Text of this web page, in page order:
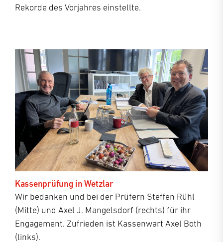
Rekorde des Vorjahres einstellte.
Kassenprüfung in Wetzlar
Wir bedanken und bei der Prüfern Steffen Rühl
(Mitte) und Axel J. Mangelsdorf (rechts) für ihr
Engagement. Zufrieden ist Kassenwart Axel Both
(links).